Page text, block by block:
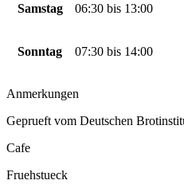
Samstag 06:30 bis 13:00
Sonntag 07:30 bis 14:00
Anmerkungen
Geprueft vom Deutschen
Cafe
Fruehstueck